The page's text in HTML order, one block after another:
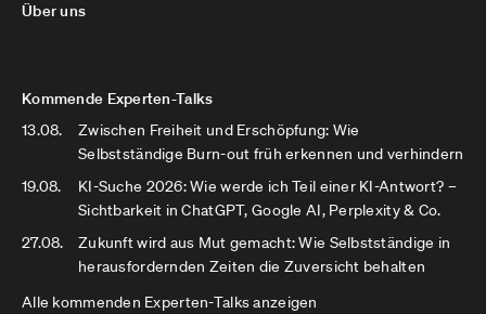
Über uns
Kommende Experten-Talks
13.08.
Zwischen Freiheit und Erschöpfung: Wie
Selbstständige Burn-out früh erkennen und verhindern
19.08.
KI-Suche 2026: Wie werde ich Teil einer KI-Antwort? –
Sichtbarkeit in ChatGPT, Google AI, Perplexity & Co.
27.08.
Zukunft wird aus Mut gemacht: Wie Selbstständige in
herausfordernden Zeiten die Zuversicht behalten
Alle kommenden Experten-Talks anzeigen